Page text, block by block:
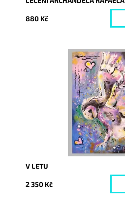
880 Kč
Vyprodáno
5859
V LETU
2 350 Kč